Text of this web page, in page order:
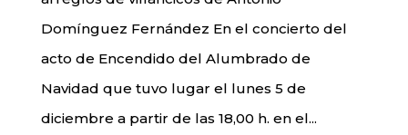
Domínguez Fernández En el concierto del
acto de Encendido del Alumbrado de
Navidad que tuvo lugar el lunes 5 de
diciembre a partir de las 18,00 h. en el...